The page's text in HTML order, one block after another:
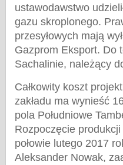
ustawodawstwo
gazu skroplonego.
przesyłowych mają
Gazprom Eksport. Do
Sachalinie, należący
Całkowity koszt
zakładu ma wynieść
pola Południowe
Rozpoczęcie
połowie lutego 2017
Aleksander Nowak,